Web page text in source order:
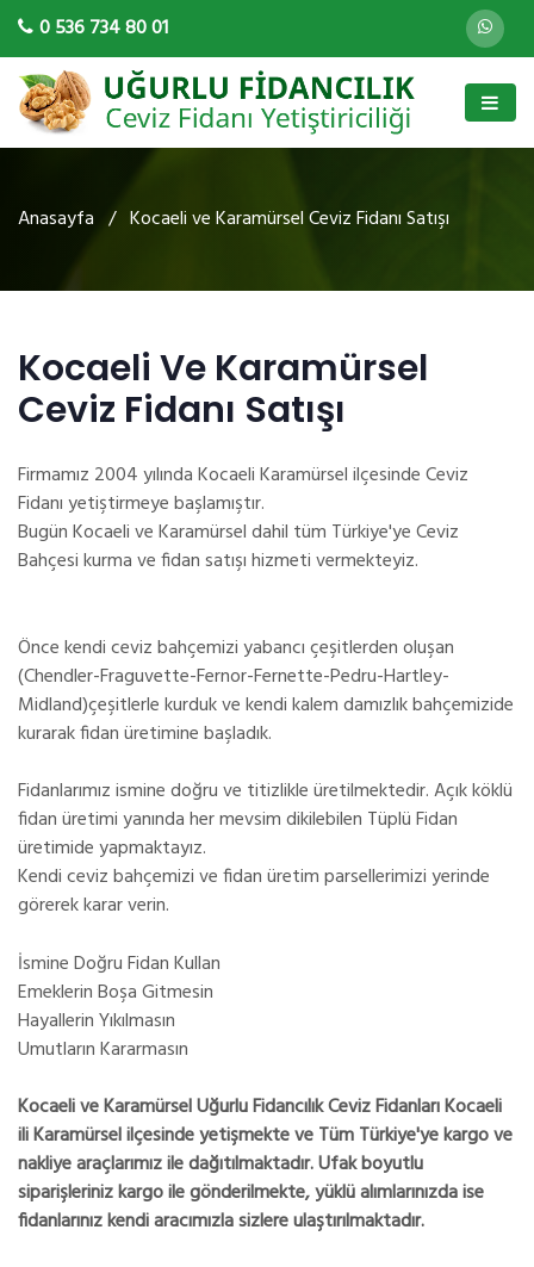
0 536 734 80 01
Anasayfa / Kocaeli ve Karamürsel Ceviz Fidanı Satışı
Kocaeli Ve Karamürsel
Ceviz Fidanı Satışı
Firmamız 2004 yılında Kocaeli Karamürsel ilçesinde Ceviz
Fidanı yetiştirmeye başlamıştır.
Bugün Kocaeli ve Karamürsel dahil tüm Türkiye'ye Ceviz
Bahçesi kurma ve fidan satışı hizmeti vermekteyiz.
Önce kendi ceviz bahçemizi yabancı çeşitlerden oluşan
(Chendler-Fraguvette-Fernor-Fernette-Pedru-Hartley-
Midland)çeşitlerle kurduk ve kendi kalem damızlık bahçemizide
kurarak fidan üretimine başladık.
Fidanlarımız ismine doğru ve titizlikle üretilmektedir. Açık köklü
fidan üretimi yanında her mevsim dikilebilen Tüplü Fidan
üretimide yapmaktayız.
Kendi ceviz bahçemizi ve fidan üretim parsellerimizi yerinde
görerek karar verin.
İsmine Doğru Fidan Kullan
Emeklerin Boşa Gitmesin
Hayallerin Yıkılmasın
Umutların Kararmasın
Kocaeli ve Karamürsel Uğurlu Fidancılık Ceviz Fidanları Kocaeli
ili Karamürsel ilçesinde yetişmekte ve Tüm Türkiye'ye kargo ve
nakliye araçlarımız ile dağıtılmaktadır. Ufak boyutlu
siparişleriniz kargo ile gönderilmekte, yüklü alımlarınızda ise
fidanlarınız kendi aracımızla sizlere ulaştırılmaktadır.